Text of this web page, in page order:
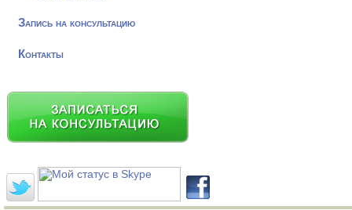
Запись на консультацию
Контакты